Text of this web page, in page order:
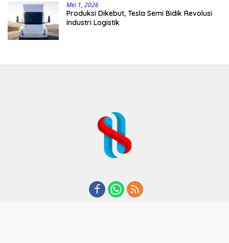
Mei 1, 2026
Produksi Dikebut, Tesla Semi Bidik Revolusi
Industri Logistik